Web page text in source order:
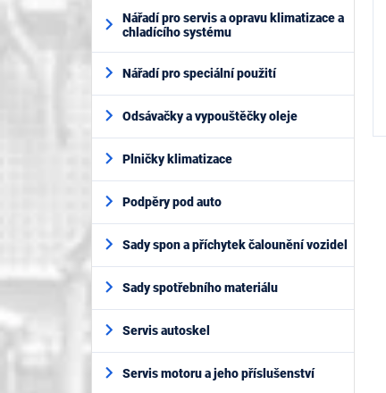
Nářadí pro servis a opravu klimatizace a
chladícího systému
Nářadí pro speciální použití
Odsávačky a vypouštěčky oleje
Plničky klimatizace
Podpěry pod auto
Sady spon a příchytek čalounění vozidel
Sady spotřebního materiálu
Servis autoskel
Servis motoru a jeho příslušenství